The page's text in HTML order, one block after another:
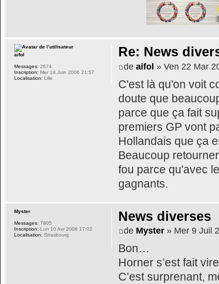
Re: News
de aifol » Ven 22 Mar
C'est là qu'on voit
doute que
parce que ça fait
premiers GP vont
Hollandais que ça
Beaucoup
fou parce qu'avec
gagnants.
aifol
Messages: 2674
Inscription: Mer 14 Juin 2006 21:57
Localisation: Lille
News diverses
de Myster» Mer 9 Juil
Bon…
Horner s’est fait
C’est surprenant,
Myster
Messages: 7805
Inscription: Lun 10 Avr 2006 17:02
Localisation: Strasbourg